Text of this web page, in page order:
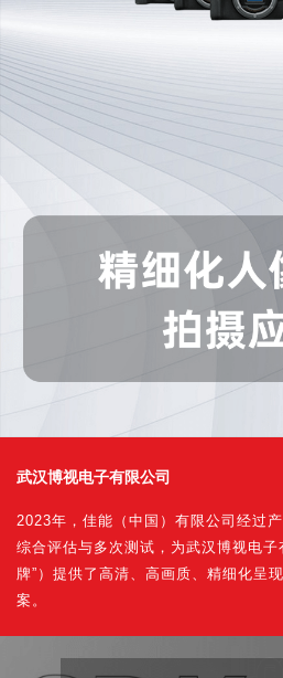
武汉博视电子有限公司
2023年，佳能（中国）有限公司经过
综合评估与多次测试，为武汉博视电
牌”）提供了高清、高画质、精细化呈
案。